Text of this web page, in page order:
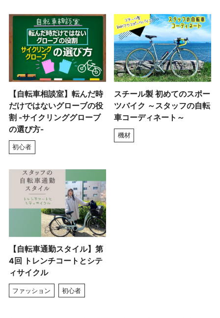
【自転車相談室】転んだ時
だけではないグローブの役
割 -サイクリンググローブ
の選び方-
初心者
スチール製 初めてのスポー
ツバイク ～スタッフの自転
車コーディネート～
機材
【自転車通勤スタイル】第
4回 トレンチコートとシテ
ィサイクル
ファッション 初心者